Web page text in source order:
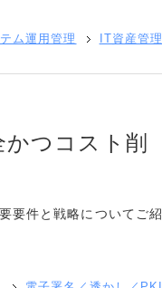
ム運用管理 IT資産管理
つコスト削
要件と戦略についてご紹